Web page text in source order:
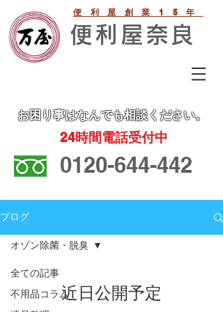
便利屋創業15年
便利屋奈良
お困り事はなんでも相談ください。
24時間電話受付中
0120-644-442
ブログ
全ての記事
不用品コラム
オゾン除菌・脱臭
近日公開予定